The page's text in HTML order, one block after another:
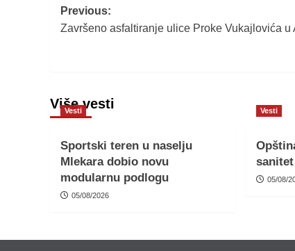
Post
navigation
Previous:
Završeno asfaltiranje ulice Proke Vukajlovića u
Više vesti
Vesti
Sportski teren u naselju
Mlekara dobio novu
modularnu podlogu
05/08/2026
Vesti
05/08/